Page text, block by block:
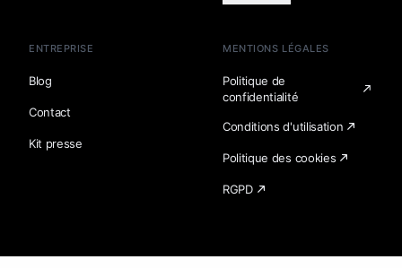
ENTREPRISE
Blog
Contact
Kit presse
MENTIONS LÉGALES
Politique de
confidentialité
Conditions d'utilisation
Politique des cookies
RGPD